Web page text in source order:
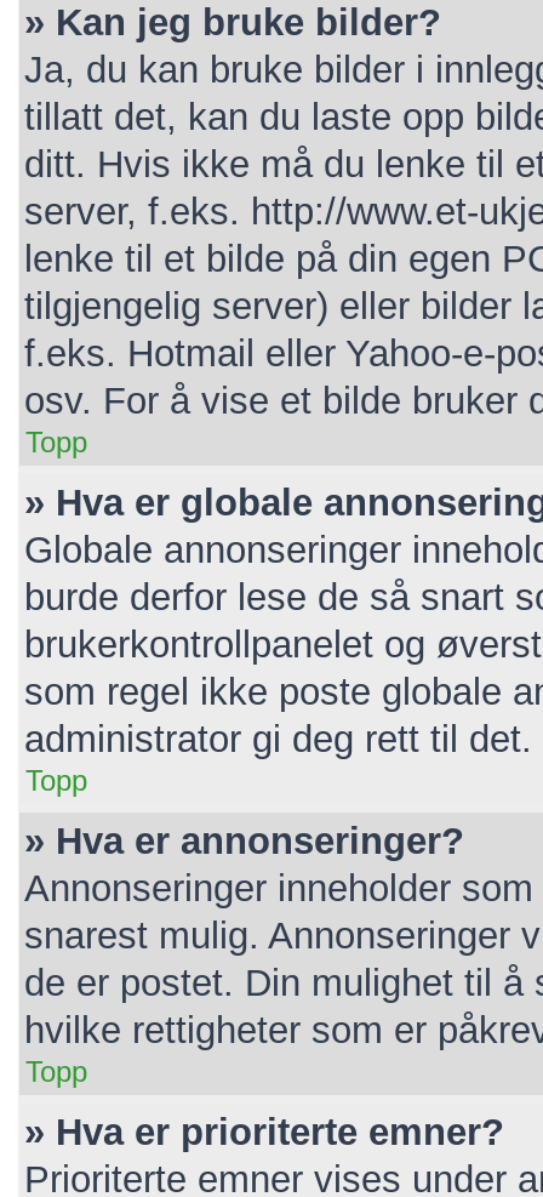
» Kan jeg bruke bilder?
Ja, du kan bruke bilder i
tillatt det, kan du laste opp
ditt. Hvis ikke må du lenke til
server, f.eks. http://www.et-
lenke til et bilde på din egen
tilgjengelig server) eller bilder
f.eks. Hotmail eller Yahoo-e-
osv. For å vise et bilde bruker
Topp
» Hva er globale
Globale annonseringer
burde derfor lese de så snart
brukerkontrollpanelet og
som regel ikke poste globale
administrator gi deg rett til det.
Topp
» Hva er annonseringer?
Annonseringer inneholder
snarest mulig. Annonseringer
de er postet. Din mulighet til å
hvilke rettigheter som er
Topp
» Hva er prioriterte emner?
Prioriterte emner vises under